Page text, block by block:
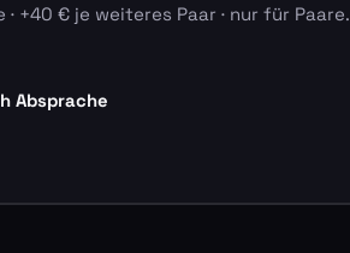
+40 € je weiteres Paar · nur für Paare.
Absprache